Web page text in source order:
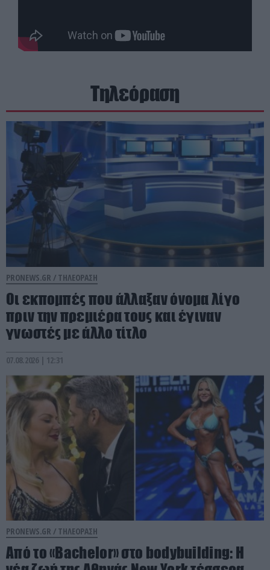
Τηλεόραση
PRONEWS.GR / ΤΗΛΕΟΡΑΣΗ
Οι εκπομπές που άλλαξαν όνομα λίγο
πριν την πρεμιέρα τους και έγιναν
γνωστές με άλλο τίτλο
07.08.2026 | 12:31
PRONEWS.GR / ΤΗΛΕΟΡΑΣΗ
Από το «Bachelor» στο bodybuilding: Η